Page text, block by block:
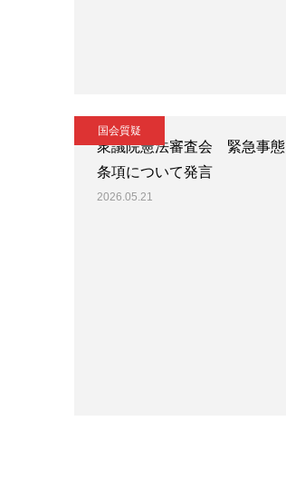
国会質疑
衆議院憲法審査会 緊急事態
条項について発言
2026.05.21